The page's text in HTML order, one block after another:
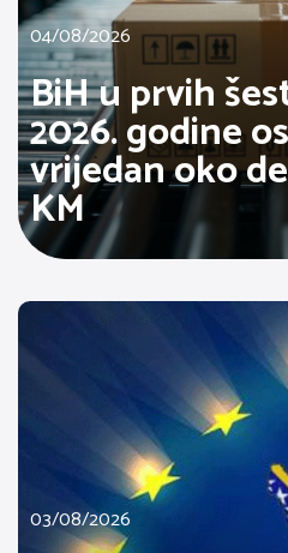
04/08/2026
BiH u prvih
2026. godine
vrijedan oko
KM
03/08/2026